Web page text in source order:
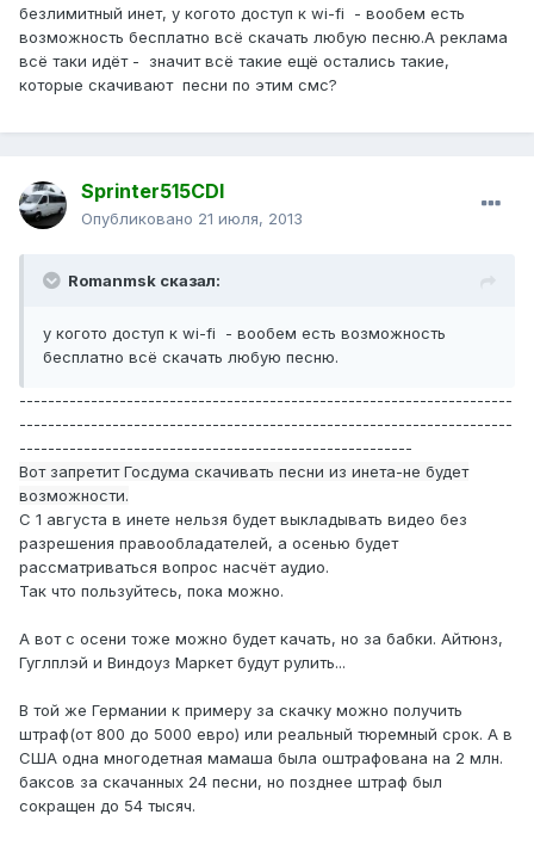
безлимитный инет, у когото доступ к wi-fi - вообем есть
возможность бесплатно всё скачать любую песню.А реклама
всё таки идёт - значит всё такие ещё остались такие,
которые скачивают песни по этим смс?
Sprinter515CDI
Опубликовано 21 июля, 2013
Romanmsk сказал:
у когото доступ к wi-fi - вообем есть возможность
бесплатно всё скачать любую песню.
---------------------------------------------------------------------
---------------------------------------------------------------------
-------------------------------------------------------
Вот запретит Госдума скачивать песни из инета-не будет
возможности.
С 1 августа в инете нельзя будет выкладывать видео без
разрешения правообладателей, а осенью будет
рассматриваться вопрос насчёт аудио.
Так что пользуйтесь, пока можно.
А вот с осени тоже можно будет качать, но за бабки. Айтюнз,
Гуглплэй и Виндоуз Маркет будут рулить...
В той же Германии к примеру за скачку можно получить
штраф(от 800 до 5000 евро) или реальный тюремный срок. А в
США одна многодетная мамаша была оштрафована на 2 млн.
баксов за скачанных 24 песни, но позднее штраф был
сокращен до 54 тысяч.